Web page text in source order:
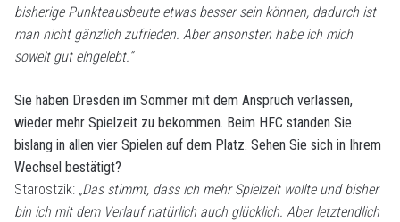
bisherige Punkteausbeute etwas besser sein können, dadurch ist
man nicht gänzlich zufrieden. Aber ansonsten habe ich mich
soweit gut eingelebt.“
Sie haben Dresden im Sommer mit dem Anspruch verlassen,
wieder mehr Spielzeit zu bekommen. Beim HFC standen Sie
bislang in allen vier Spielen auf dem Platz. Sehen Sie sich in Ihrem
Wechsel bestätigt?
Starostzik: „Das stimmt, dass ich mehr Spielzeit wollte und bisher
bin ich mit dem Verlauf natürlich auch glücklich. Aber letztendlich